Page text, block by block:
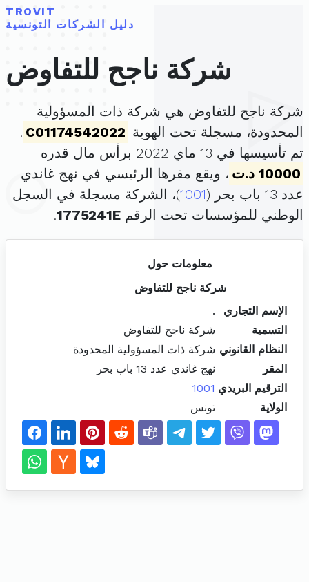
TROVIT
دليل الشركات التونسية
شركة ناجح للتفاوض
شركة ناجح للتفاوض هي شركة ذات المسؤولية
المحدودة، مسجلة تحت الهوية C01174542022
.
تم تأسيسها في 13 ماي 2022 برأس مال قدره
10000 د.ت
، ويقع مقرها الرئيسي في نهج غاندي
عدد 13 باب بحر (
1001)، الشركة مسجلة في السجل
الوطني للمؤسسات تحت الرقم 1775241E
.
معلومات حول
شركة ناجح للتفاوض
الإسم التجاري
.
التسمية
شركة ناجح للتفاوض
النظام القانوني شركة ذات المسؤولية المحدودة
المقر
نهج غاندي عدد 13 باب بحر
الترقيم البريدي 1001
الولاية
تونس